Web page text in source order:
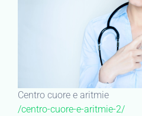
Centro cuore e aritmie
/centro-cuore-e-aritmie-2/